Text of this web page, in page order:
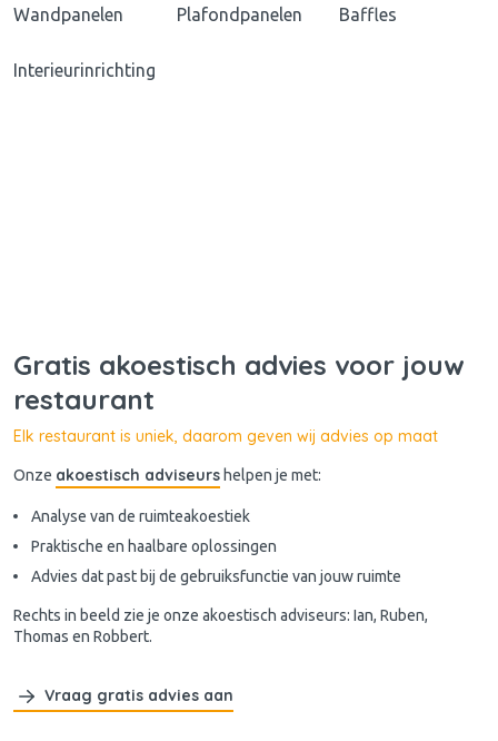
Wandpanelen Plafondpanelen Baffles
Interieurinrichting
Gratis akoestisch advies voor jouw
restaurant
Elk restaurant is uniek, daarom geven wij advies op maat
Onze akoestisch adviseurs helpen je met:
Analyse van de ruimteakoestiek
Praktische en haalbare oplossingen
Advies dat past bij de gebruiksfunctie van jouw ruimte
Rechts in beeld zie je onze akoestisch adviseurs: Ian, Ruben,
Thomas en Robbert.
Vraag gratis advies aan